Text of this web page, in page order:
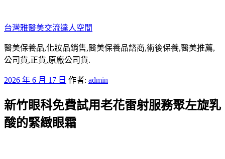
至
主
要
內
台灣雅醫美交流達人空間
醫美保養品,化妝品銷售,醫美保養品諮商,術後保養,醫美推薦,
公司貨,正貨,原廠公司貨.
發
於
2026 年 6 月 17 日 作者: admin
新竹眼科免費試用老花雷射服務聚左旋乳
酸的緊緻眼霜